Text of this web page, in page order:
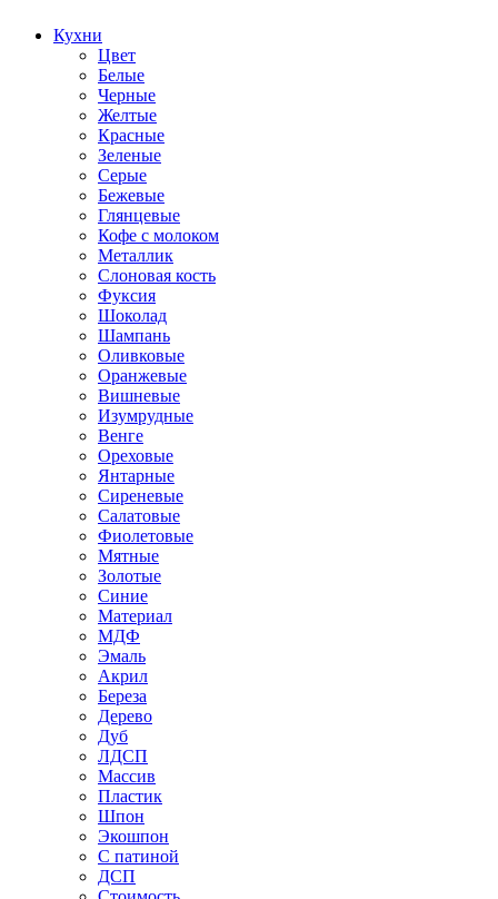
Кухни
Цвет
Белые
Черные
Желтые
Красные
Зеленые
Серые
Бежевые
Глянцевые
Кофе с молоком
Металлик
Слоновая кость
Фуксия
Шоколад
Шампань
Оливковые
Оранжевые
Вишневые
Изумрудные
Венге
Ореховые
Янтарные
Сиреневые
Салатовые
Фиолетовые
Мятные
Золотые
Синие
Материал
МДФ
Эмаль
Акрил
Береза
Дерево
Дуб
ЛДСП
Массив
Пластик
Шпон
Экошпон
С патиной
ДСП